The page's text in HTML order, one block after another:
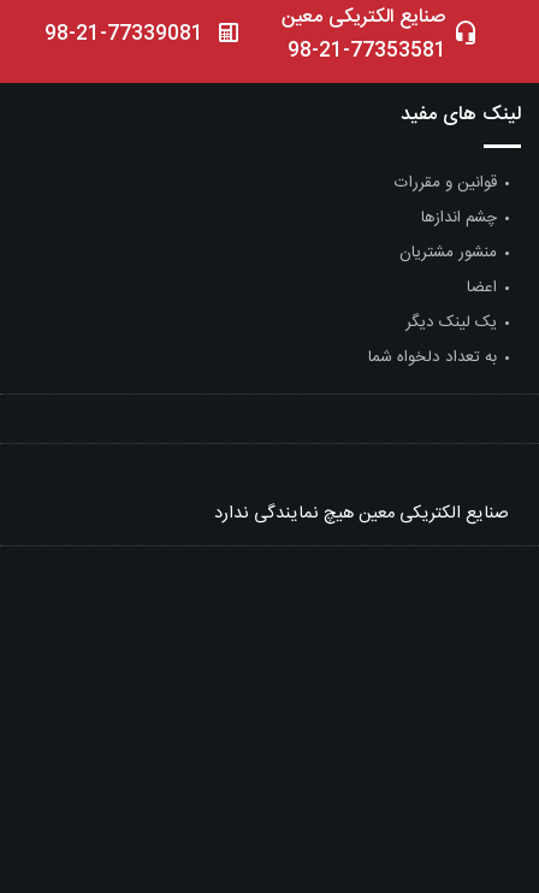
صنایع الکتریکی معین
98-21-77353581
لینک های مفید
قوانین و مقررات
چشم اندازها
منشور مشتریان
اعضا
یک لینک دیگر
به تعداد دلخواه شما
صنایع الکتریکی معینهیچ نمایندگی ندارد